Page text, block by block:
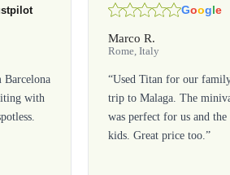
Barcelona
with
Google
Marco R.
Rome, Italy
“Used Titan for our
trip to Malaga. The
was perfect for us and the
kids. Great price too.”